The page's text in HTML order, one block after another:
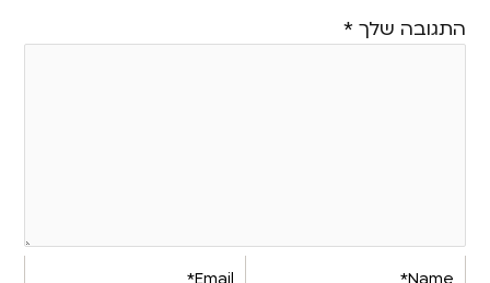
התגובה שלך *
Name*
Email*